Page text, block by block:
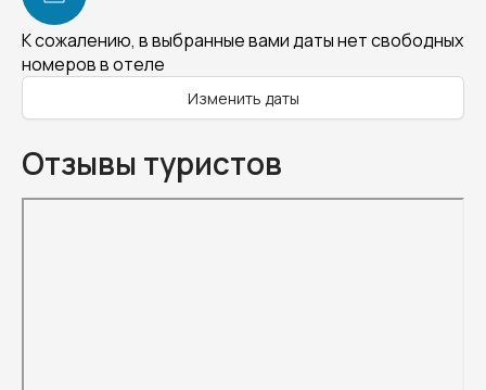
К сожалению, в выбранные вами даты нет свободных
номеров в отеле
Изменить даты
Отзывы туристов